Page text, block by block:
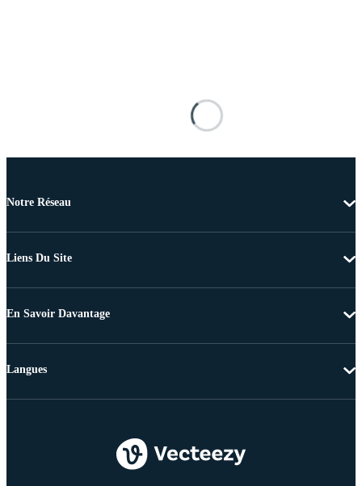
Notre Réseau
Liens Du Site
En Savoir Davantage
Langues